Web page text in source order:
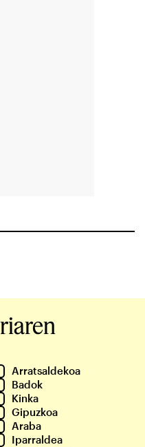
Arratsaldekoa
Badok
Kinka
Gipuzkoa
Araba
Iparraldea